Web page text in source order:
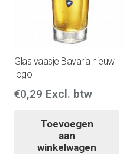
Glas vaasje Bavaria nieuw
logo
€0,29 Excl. btw
Toevoegen
aan
winkelwagen